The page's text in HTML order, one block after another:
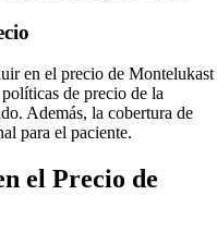
en el precio de Montelukast
de precio de la
Además, la cobertura de
para el paciente.
el Precio de